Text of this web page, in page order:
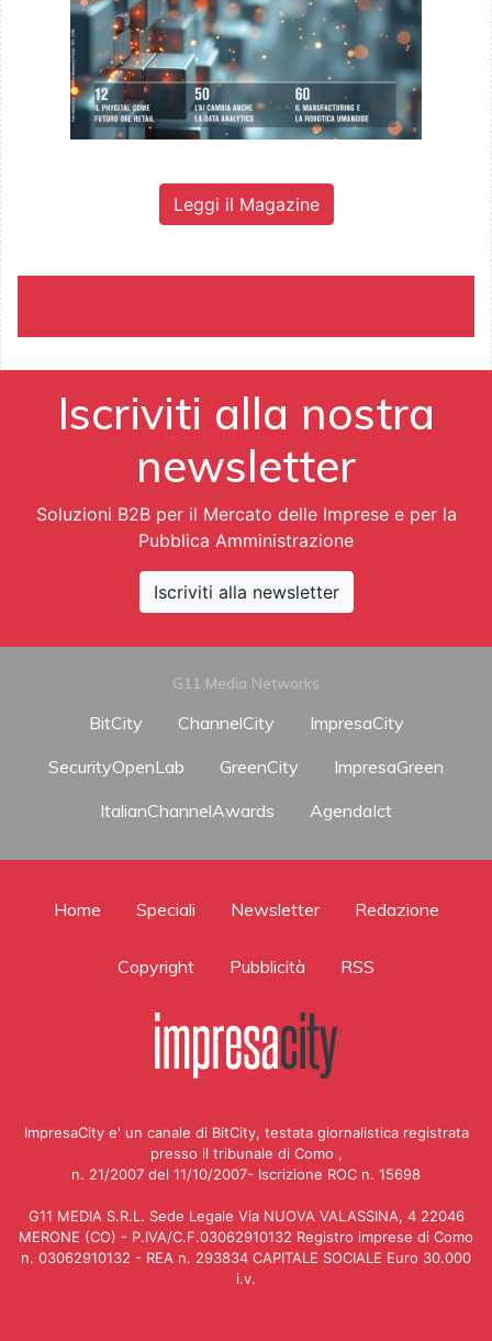
Leggi il Magazine
Iscriviti alla nostra
newsletter
Soluzioni B2B per il Mercato delle Imprese e per la
Pubblica Amministrazione
Iscriviti alla newsletter
G11 Media Networks
BitCity ChannelCity
ImpresaCity
SecurityOpenLab
GreenCity
ImpresaGreen
ItalianChannelAwards
AgendaIct
Home Speciali Newsletter Redazione
Copyright Pubblicità RSS
ImpresaCity e' un canale di BitCity, testata giornalistica registrata
presso il tribunale di Como ,
n. 21/2007 del 11/10/2007- Iscrizione ROC n. 15698
G11 MEDIA S.R.L. Sede Legale Via NUOVA VALASSINA, 4 22046
MERONE (CO) - P.IVA/C.F.03062910132 Registro imprese di Como
n. 03062910132 - REA n. 293834 CAPITALE SOCIALE Euro 30.000
i.v.